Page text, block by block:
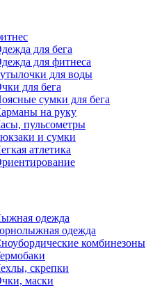
для бега
для фитнеса
для воды
для бега
сумки для бега
на руку
пульсометры
и сумки
атлетика
одежда
одежда
комбинезоны
скрепки
маски